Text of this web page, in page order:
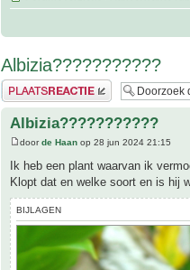
Albizia???????????
Plaats een reactie
Albizia???????????
doorde Haan op 28 jun 2024 21:15
Ik heb een plant waarvan ik
Klopt dat en welke soort en is hij
BIJLAGEN